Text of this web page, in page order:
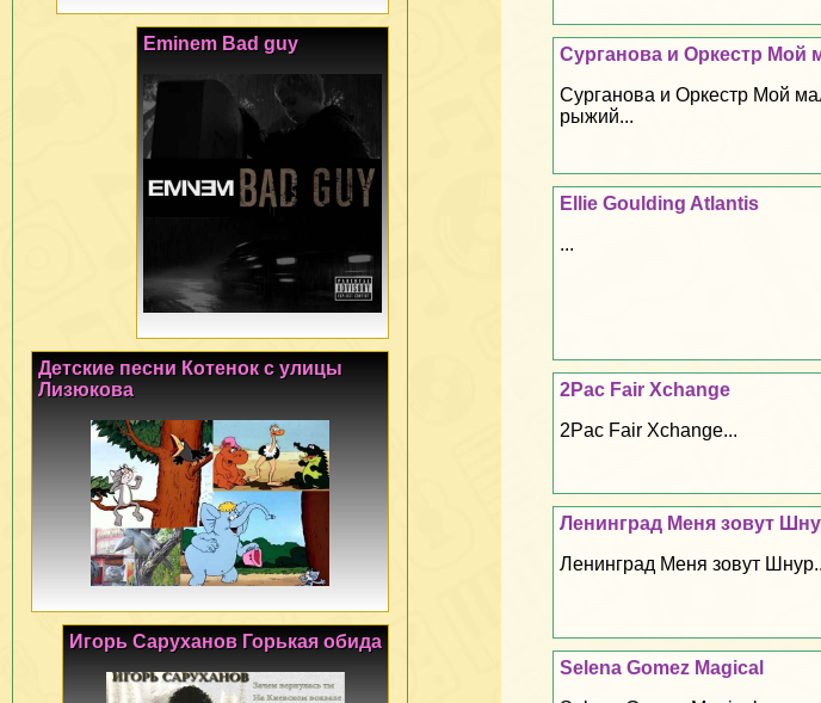
Сурганова и Оркестр Мой
Сурганова и Оркестр Мой
рыжий...
Ellie Goulding Atlantis
...
2Pac Fair Xchange
2Pac Fair Xchange...
Ленинград Меня зовут
Ленинград Меня зовут
Selena Gomez Magical
Eminem Bad guy
Детские песни Котенок с улицы
Лизюкова
Игорь Саруханов Горькая обида